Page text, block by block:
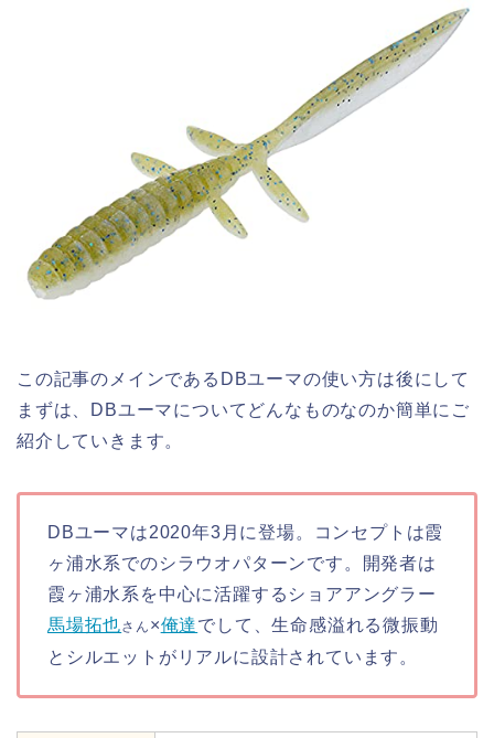
この記事のメインであるDBユーマの使い方は後にして
まずは、DBユーマについてどんなものなのか簡単にご
紹介していきます。
DBユーマは2020年3月に登場。コンセプトは霞
ヶ浦水系でのシラウオパターンです。開発者は
霞ヶ浦水系を中心に活躍するショアアングラー
馬場拓也さん ×俺達でして、生命感溢れる微振動
とシルエットがリアルに設計されています。